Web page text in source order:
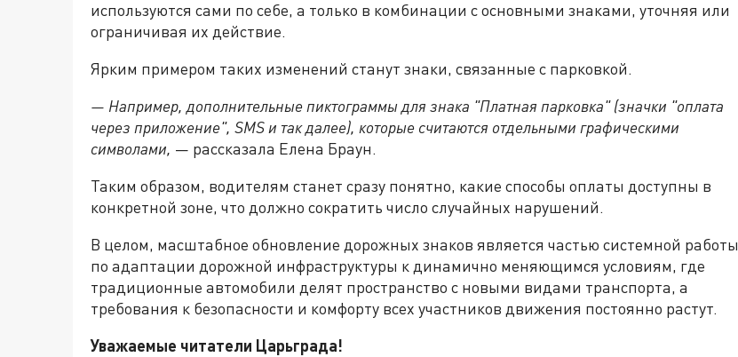
используются сами по себе, а только в комбинации с основными знаками, уточняя или
ограничивая их действие.
Ярким примером таких изменений станут знаки, связанные с парковкой.
— Например, дополнительные пиктограммы для знака "Платная парковка" (значки "оплата
через приложение", SMS и так далее), которые считаются отдельными графическими
символами, — рассказала Елена Браун.
Таким образом, водителям станет сразу понятно, какие способы оплаты доступны в
конкретной зоне, что должно сократить число случайных нарушений.
В целом, масштабное обновление дорожных знаков является частью системной работы
по адаптации дорожной инфраструктуры к динамично меняющимся условиям, где
традиционные автомобили делят пространство с новыми видами транспорта, а
требования к безопасности и комфорту всех участников движения постоянно растут.
Уважаемые читатели Царьграда!